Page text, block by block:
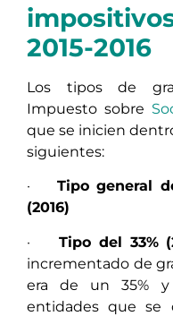
2015-2016
Los tipos de
Impuesto sobre
que se inicien
siguientes:
· Tipo general
(2016)
· Tipo del 33%
incrementado de
era de un 35% y
entidades que se